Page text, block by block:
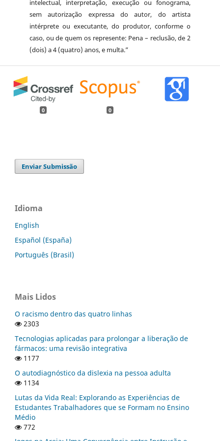
intelectual, interpretação, execução ou fonograma,
sem autorização expressa do autor, do artista
intérprete ou executante, do produtor, conforme o
caso, ou de quem os represente: Pena – reclusão, de 2
(dois) a 4 (quatro) anos, e multa.”
0 0
Enviar Submissão
Idioma
English
Español (España)
Português (Brasil)
Mais Lidos
O racismo dentro das quatro linhas
2303
Tecnologias aplicadas para prolongar a liberação de
fármacos: uma revisão integrativa
1177
O autodiagnóstico da dislexia na pessoa adulta
1134
Lutas da Vida Real: Explorando as Experiências de
Estudantes Trabalhadores que se Formam no Ensino
Médio
772